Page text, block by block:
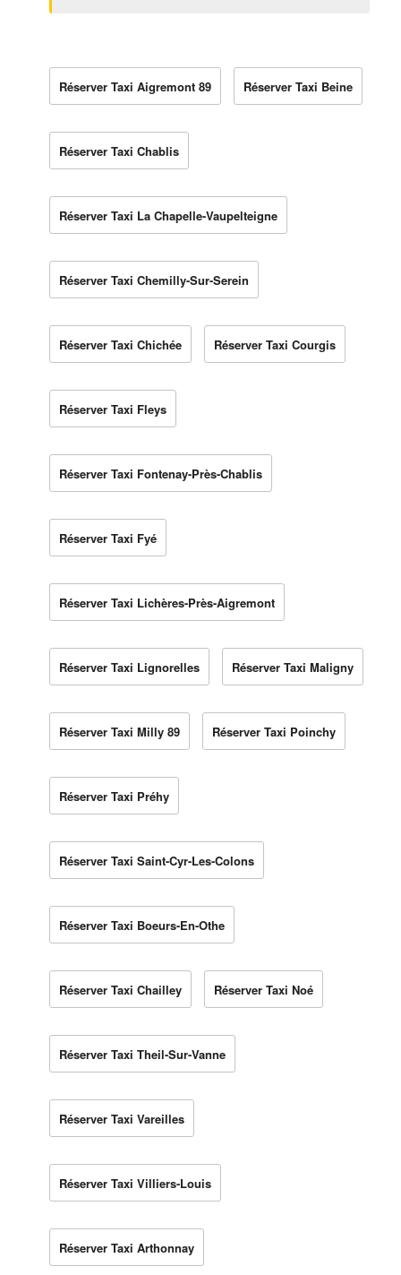
Réserver Taxi Aigremont 89 Réserver Taxi Beine
Réserver Taxi Chablis
Réserver Taxi La Chapelle-Vaupelteigne
Réserver Taxi Chemilly-Sur-Serein
Réserver Taxi Chichée Réserver Taxi Courgis
Réserver Taxi Fleys
Réserver Taxi Fontenay-Près-Chablis
Réserver Taxi Fyé
Réserver Taxi Lichères-Près-Aigremont
Réserver Taxi Lignorelles Réserver Taxi Maligny
Réserver Taxi Milly 89 Réserver Taxi Poinchy
Réserver Taxi Préhy
Réserver Taxi Saint-Cyr-Les-Colons
Réserver Taxi Boeurs-En-Othe
Réserver Taxi Chailley Réserver Taxi Noé
Réserver Taxi Theil-Sur-Vanne
Réserver Taxi Vareilles
Réserver Taxi Villiers-Louis
Réserver Taxi Arthonnay